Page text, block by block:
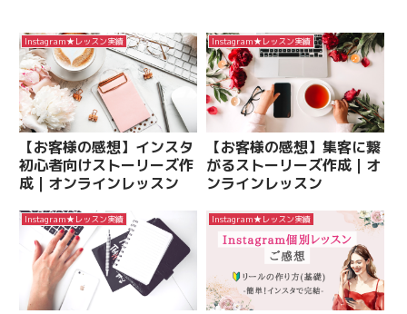
Instagram★レッスン実績
【お客様の感想】インスタ
初心者向けストーリーズ作
成｜オンラインレッスン
Instagram★レッスン実績
【お客様の感想】集客に繋
がるストーリーズ作成｜オ
ンラインレッスン
Instagram★レッスン実績 Instagram★レッスン実績